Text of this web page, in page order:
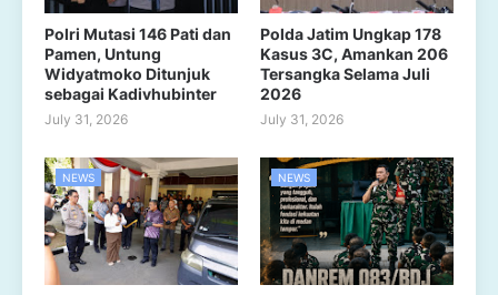
Polri Mutasi 146 Pati dan
Pamen, Untung
Widyatmoko Ditunjuk
sebagai Kadivhubinter
July 31, 2026
Polda Jatim Ungkap 178
Kasus 3C, Amankan 206
Tersangka Selama Juli
2026
July 31, 2026
NEWS NEWS